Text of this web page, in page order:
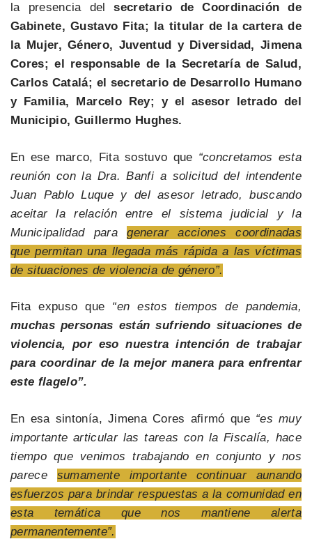
la presencia delsecretario de Coordinación de
Gabinete, Gustavo Fita; la titular de la cartera de
la Mujer, Género, Juventud y Diversidad, Jimena
Cores; el responsable de la Secretaría de Salud,
Carlos Catalá; el secretario de Desarrollo Humano
y Familia, Marcelo Rey; y el asesor letrado del
Municipio, Guillermo Hughes.
En ese marco, Fita sostuvo que “concretamos esta
reunión con la Dra. Banfi a solicitud del intendente
Juan Pablo Luque y del asesor letrado, buscando
aceitar la relación entre el sistema judicial y la
Municipalidad paragenerar acciones coordinadas
que permitan una llegada más rápida a las víctimas
de situaciones de violencia de género”.
Fita expuso que “en estos tiempos de pandemia,
muchas personas están sufriendo situaciones de
violencia, por eso nuestra intención de trabajar
para coordinar de la mejor manera para enfrentar
este flagelo”.
En esa sintonía, Jimena Cores afirmó que “es muy
importante articular las tareas con la Fiscalía, hace
tiempo que venimos trabajando en conjunto y nos
parece sumamente importante continuar aunando
esfuerzos para brindar respuestas a la comunidad en
esta temática que nos mantiene alerta
permanentemente”.